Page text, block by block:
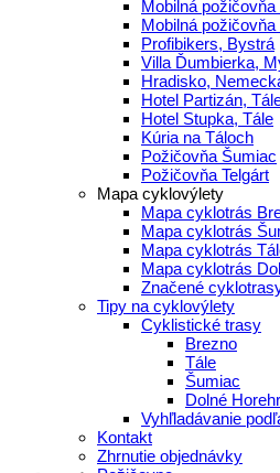
Mobilná požičovňa
Mobilná
Profibikers, Bystrá
Villa Ďumbierka,
Hradisko,
Hotel Partizán,
Hotel Stupka, Tále
Kúria na Táloch
Požičovňa Šumiac
Požičovňa Telgárt
Mapa cyklovýlety
Mapa cyklotrás
Mapa cyklotrás
Mapa cyklotrás
Mapa cyklotrás
Značené
Tipy na cyklovýlety
Cyklistické trasy
Brezno
Tále
Šumiac
Dolné
Vyhľladávanie
Kontakt
Zhrnutie objednávky